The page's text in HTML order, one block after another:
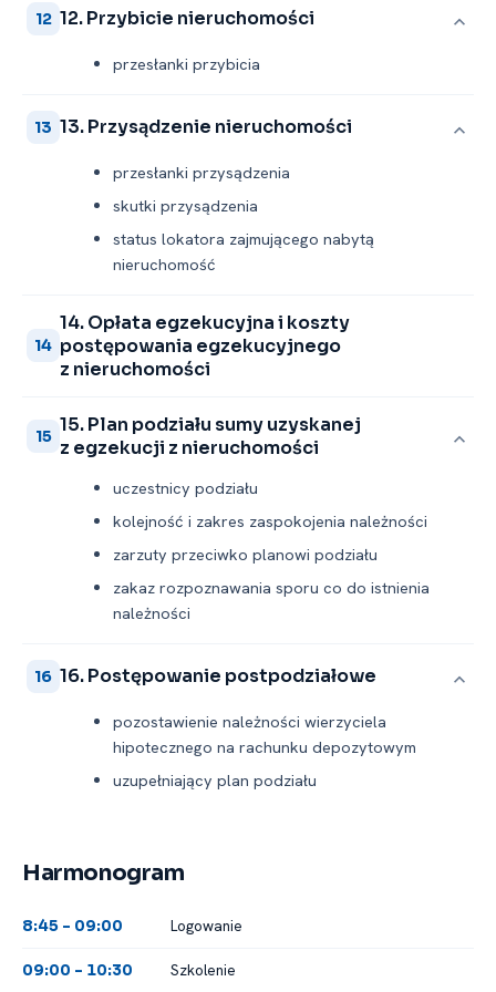
12 12. Przybicie nieruchomości
przesłanki przybicia
13 13. Przysądzenie nieruchomości
przesłanki przysądzenia
skutki przysądzenia
status lokatora zajmującego nabytą
nieruchomość
14
14. Opłata egzekucyjna i koszty
postępowania egzekucyjnego
z nieruchomości
15 15. Plan podziału sumy uzyskanej
z egzekucji z nieruchomości
uczestnicy podziału
kolejność i zakres zaspokojenia należności
zarzuty przeciwko planowi podziału
zakaz rozpoznawania sporu co do istnienia
należności
16 16. Postępowanie postpodziałowe
pozostawienie należności wierzyciela
hipotecznego na rachunku depozytowym
uzupełniający plan podziału
Harmonogram
8:45 -⁠ 09:00 Logowanie
09:00 -⁠ 10:30 Szkolenie